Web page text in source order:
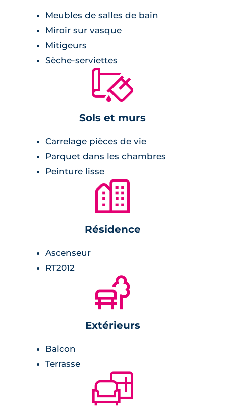
placards.
Meubles de salles de bain
Miroir sur vasque
Mitigeurs
Sèche-serviettes
🔨
Sols et murs
Carrelage pièces de vie
Parquet dans les chambres
Peinture lisse
🏙
Résidence
Ascenseur
RT2012
🌲
Extérieurs
Balcon
Terrasse
🛋